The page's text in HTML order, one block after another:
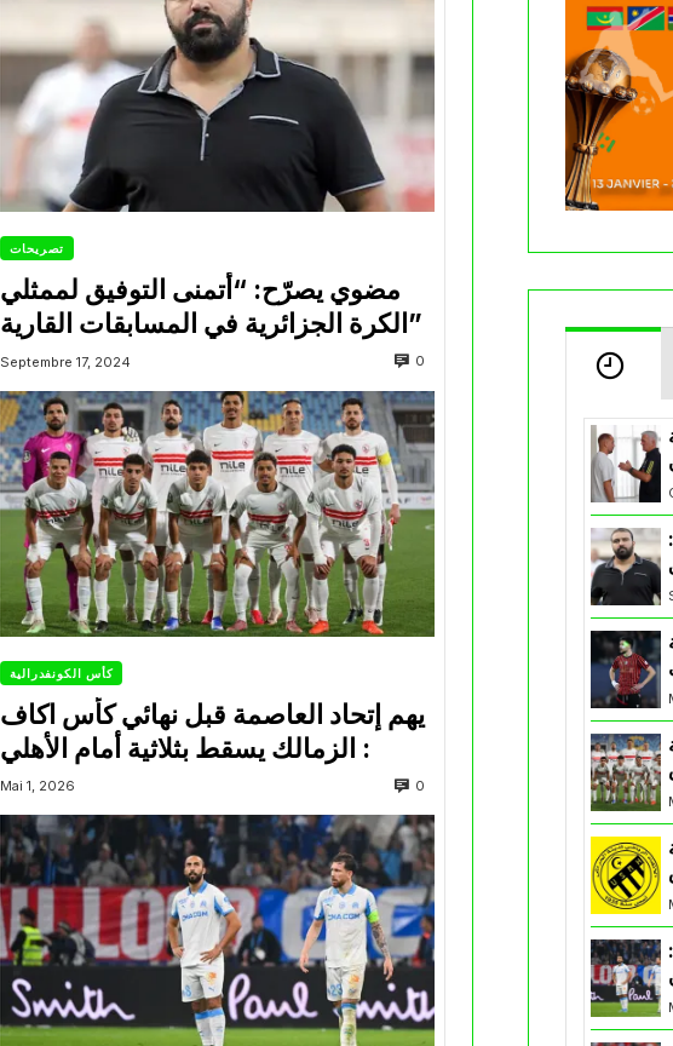
تصريحات
مضوي يصرّح: “أتمنى التوفيق لممثلي
الكرة الجزائرية في المسابقات القارية”
Septembre 17, 2024 0
كأس الكونفدرالية
يهم إتحاد العاصمة قبل نهائي كأس اكاف
Mai 1, 2026 0